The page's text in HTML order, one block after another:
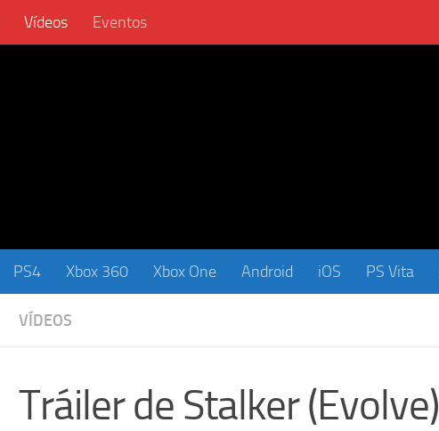
Vídeos Eventos
PS4 Xbox 360 Xbox One Android iOS PS Vita
VÍDEOS
Tráiler de Stalker (Evolve)